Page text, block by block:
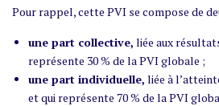
Pour rappel, cette PVI se compose de
une part collective, liée aux
représente 30 % de la PVI globale ;
une part individuelle, liée à
et qui représente 70 % de la PVI